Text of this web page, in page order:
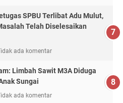
SPBU Terlibat Adu Mulut,
Telah Diselesaikan
ada komentar
Limbah Sawit M3A Diduga
Sungai
ada komentar